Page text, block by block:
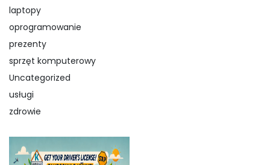
laptopy
oprogramowanie
prezenty
sprzęt komputerowy
Uncategorized
usługi
zdrowie